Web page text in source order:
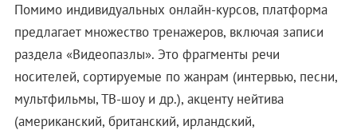
Помимо индивидуальных онлайн-курсов, платформа
предлагает множество тренажеров, включая записи
раздела «Видеопазлы». Это фрагменты речи
носителей, сортируемые по жанрам (интервью, песни,
мультфильмы, ТВ-шоу и др.), акценту нейтива
(американский, британский, ирландский,